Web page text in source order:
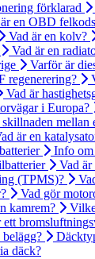
förklarad
en OBD
Vad är en kolv?
Vad är en
Varför är
regenerering?
Vad är
i Europa?
skillnaden mellan
är en
Info
Vad är
(TPMS)?
Vad gör
kamrem?
ett
däck?